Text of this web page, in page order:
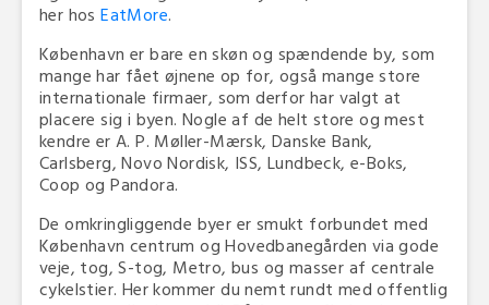
her hosEatMore.
København er bare en skøn og spændende by, som
mange har fået øjnene op for, også mange store
internationale firmaer, som derfor har valgt at
placere sig i byen. Nogle af de helt store og mest
kendre er A. P. Møller-Mærsk, Danske Bank,
Carlsberg, Novo Nordisk, ISS, Lundbeck, e-Boks,
Coop og Pandora.
De omkringliggende byer er smukt forbundet med
København centrum og Hovedbanegården via gode
veje, tog, S-tog, Metro, bus og masser af centrale
cykelstier. Her kommer du nemt rundt med offentlig